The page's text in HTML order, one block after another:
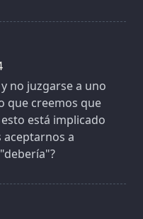
no juzgarse a uno
que creemos que
está implicado
aceptarnos a